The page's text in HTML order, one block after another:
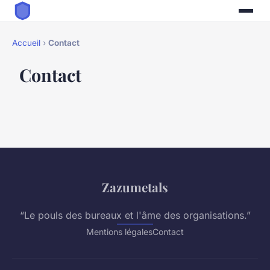
Accueil › Contact
Contact
Zazumetals
“Le pouls des bureaux et l'âme des organisations.”
Mentions légalesContact